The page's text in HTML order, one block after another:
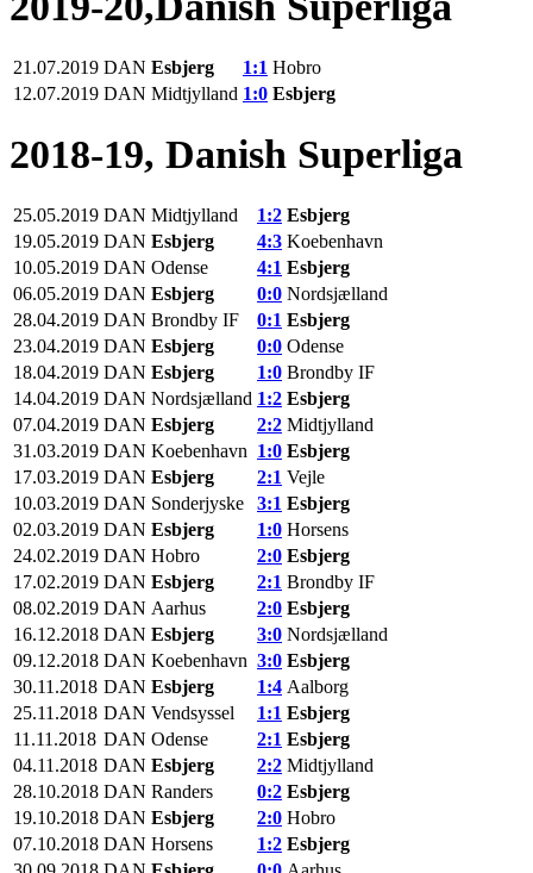
21.07.2019 DAN Esbjerg 1:1 Hobro
12.07.2019 DAN Midtjylland 1:0 Esbjerg
2018-19, Danish Superliga
25.05.2019 DAN Midtjylland 1:2 Esbjerg
19.05.2019 DAN Esbjerg 4:3 Koebenhavn
10.05.2019 DAN Odense 4:1 Esbjerg
06.05.2019 DAN Esbjerg 0:0 Nordsjælland
28.04.2019 DAN Brondby IF 0:1 Esbjerg
23.04.2019 DAN Esbjerg 0:0 Odense
18.04.2019 DAN Esbjerg 1:0 Brondby IF
14.04.2019 DAN Nordsjælland 1:2 Esbjerg
07.04.2019 DAN Esbjerg 2:2 Midtjylland
31.03.2019 DAN Koebenhavn 1:0 Esbjerg
17.03.2019 DAN Esbjerg 2:1 Vejle
10.03.2019 DAN Sonderjyske 3:1 Esbjerg
02.03.2019 DAN Esbjerg 1:0 Horsens
24.02.2019 DAN Hobro 2:0 Esbjerg
17.02.2019 DAN Esbjerg 2:1 Brondby IF
08.02.2019 DAN Aarhus 2:0 Esbjerg
16.12.2018 DAN Esbjerg 3:0 Nordsjælland
09.12.2018 DAN Koebenhavn 3:0 Esbjerg
30.11.2018 DAN Esbjerg 1:4 Aalborg
25.11.2018 DAN Vendsyssel 1:1 Esbjerg
11.11.2018 DAN Odense 2:1 Esbjerg
04.11.2018 DAN Esbjerg 2:2 Midtjylland
28.10.2018 DAN Randers 0:2 Esbjerg
19.10.2018 DAN Esbjerg 2:0 Hobro
07.10.2018 DAN Horsens 1:2 Esbjerg